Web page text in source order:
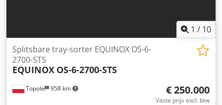
1 / 10
Topole 958 km
Splitsbare tray-sorter EQUINOX OS-6-
2700-STS
EQUINOX OS-6-2700-STS
€ 250.000
Vaste prijs excl. btw